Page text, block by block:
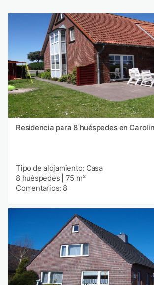
Residencia para 8 huéspedes en
Tipo de alojamiento: Casa
8 huéspedes
75 m²
Comentarios: 8